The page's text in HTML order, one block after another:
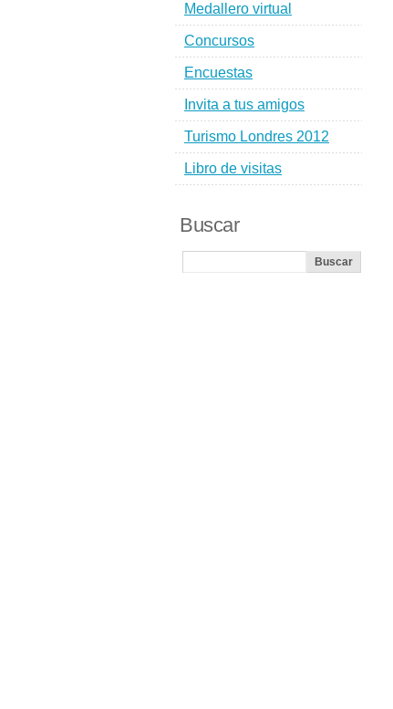
Medallero virtual
Concursos
Encuestas
Invita a tus amigos
Turismo Londres 2012
Libro de visitas
Buscar